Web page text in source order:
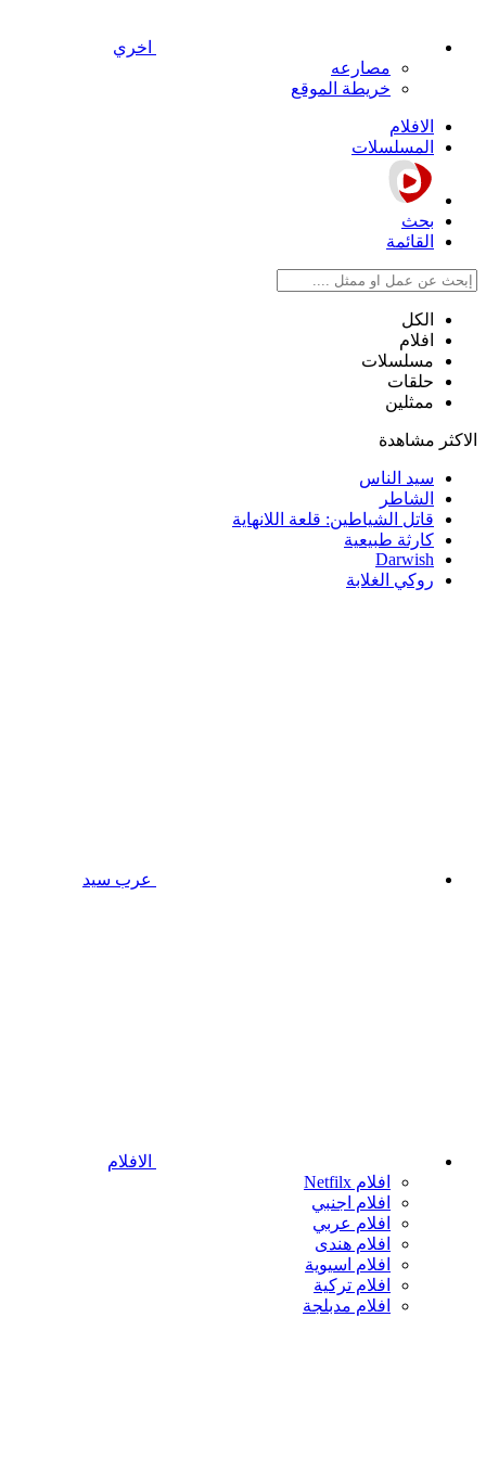
اخري
مصارعه
خريطة الموقع
الافلام
المسلسلات
بحث
القائمة
الكل
افلام
مسلسلات
حلقات
ممثلين
الاكثر مشاهدة
سيد الناس
الشاطر
قاتل الشياطين: قلعة اللانهاية
كارثة طبيعية
Darwish
روكي الغلابة
عرب سيد
الافلام
افلام Netfilx
افلام اجنبي
افلام عربي
افلام هندى
افلام اسيوية
افلام تركية
افلام مدبلجة